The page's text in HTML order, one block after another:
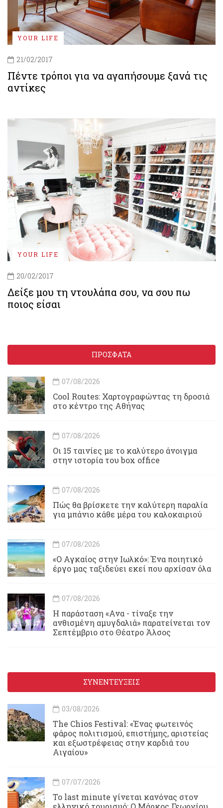
YOUR LIFE
21/02/2017
Πέντε τρόποι για να αγαπήσουμε ξανά τις
αντίκες
YOUR LIFE
20/02/2017
Δείξε μου τη ντουλάπα σου, να σου πω
ποιος είσαι
ΠΡΟΣΦΑΤΑ
07/08/2026
Cool Routes: Χαρτογραφώντας τη δροσιά
στο κέντρο της Αθήνας
07/08/2026
Οι 15 ταινίες με το καλύτερο άνοιγμα
στην ιστορία του box office
07/08/2026
Πώς θα βρίσκετε την καλύτερη παραλία
για μπάνιο κάθε μέρα του καλοκαιριού
07/08/2026
«Ο Αγκαίος στην Ιωλκό»: Ένα ποιητικό
έργο μας ταξιδεύει εκεί που αρχίσαν όλα
07/08/2026
Η παράσταση «Ανα - τίναξε την
ανθισμένη αμυγδαλιά» παρατείνεται τον
Σεπτέμβριο στο Θέατρο Άλσος
ΣΥΝΕΝΤΕΥΞΕΙΣ
03/08/2026
Τhe Chios Festival: «Ένας φωτεινός
φάρος πολιτισμού, επιστήμης, αριστείας
και εξωστρέφειας στην καρδιά του
Αιγαίου»
07/07/2026
Το last minute γίνεται κανόνας στον